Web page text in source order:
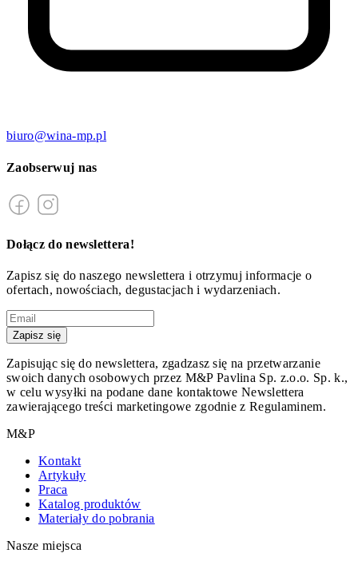
biuro@wina-mp.pl
Zaobserwuj nas
Dołącz do newslettera!
Zapisz się do naszego newslettera i otrzymuj informacje o
ofertach, nowościach, degustacjach i wydarzeniach.
Zapisz się
Zapisując się do newslettera, zgadzasz się na przetwarzanie
swoich danych osobowych przez M&P Pavlina Sp. z.o.o. Sp. k.,
w celu wysyłki na podane dane kontaktowe Newslettera
zawierającego treści marketingowe zgodnie z Regulaminem.
M&P
Kontakt
Artykuły
Praca
Katalog produktów
Materiały do pobrania
Nasze miejsca